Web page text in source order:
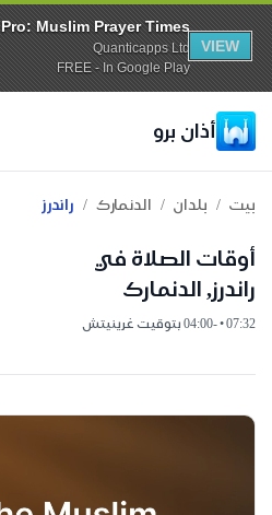
Muslim Prayer Times
Quanticapps Ltd
FREE - In Google Play
VIEW
أذان برو
بيت / بلدان / الدنمارك / راندرز
أوقات الصلاة في
راندرز, الدنمارك
07:32 • -04:00 بتوقيت غرينيتش